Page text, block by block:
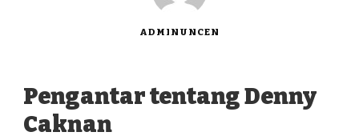
ADMINUNCEN
Pengantar tentang Denny
Caknan